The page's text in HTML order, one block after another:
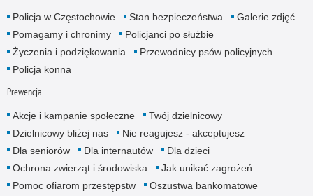
Policja w Częstochowie Stan bezpieczeństwa
Galerie zdjęć
Pomagamy i chronimy
Policjanci po służbie
Życzenia i podziękowania
Przewodnicy psów policyjnych
Policja konna
Prewencja
Akcje i kampanie społeczne
Twój dzielnicowy
Dzielnicowy bliżej nas
Nie reagujesz - akceptujesz
Dla seniorów
Dla internautów
Dla dzieci
Ochrona zwierząt i środowiska
Jak unikać zagrożeń
Pomoc ofiarom przestępstw
Oszustwa bankomatowe